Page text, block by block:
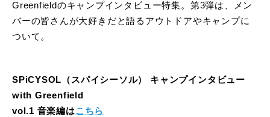
Greenfieldのキャンプインタビュー特集。第3弾は、メン
バーの皆さんが大好きだと語るアウトドアやキャンプに
ついて。
SPiCYSOL（スパイシーソル） キャンプインタビュー
with Greenfield
vol.1 音楽編はこちら